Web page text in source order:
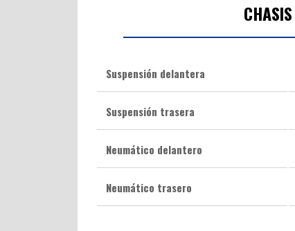
CHASIS
Suspensión delantera
Suspensión trasera
Neumático delantero
Neumático trasero